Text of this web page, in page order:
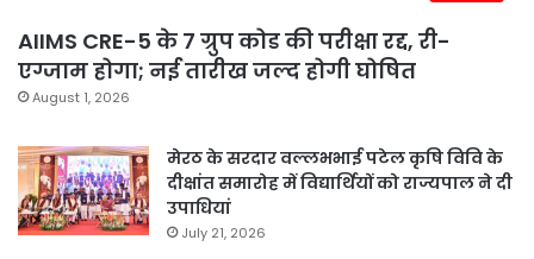
AIIMS CRE-5 के 7 ग्रुप कोड की परीक्षा रद्द, री-
एग्जाम होगा; नई तारीख जल्द होगी घोषित
August 1, 2026
मेरठ के सरदार वल्लभभाई पटेल कृषि विवि के
दीक्षांत समारोह में विद्यार्थियों को राज्यपाल ने दी
उपाधियां
July 21, 2026